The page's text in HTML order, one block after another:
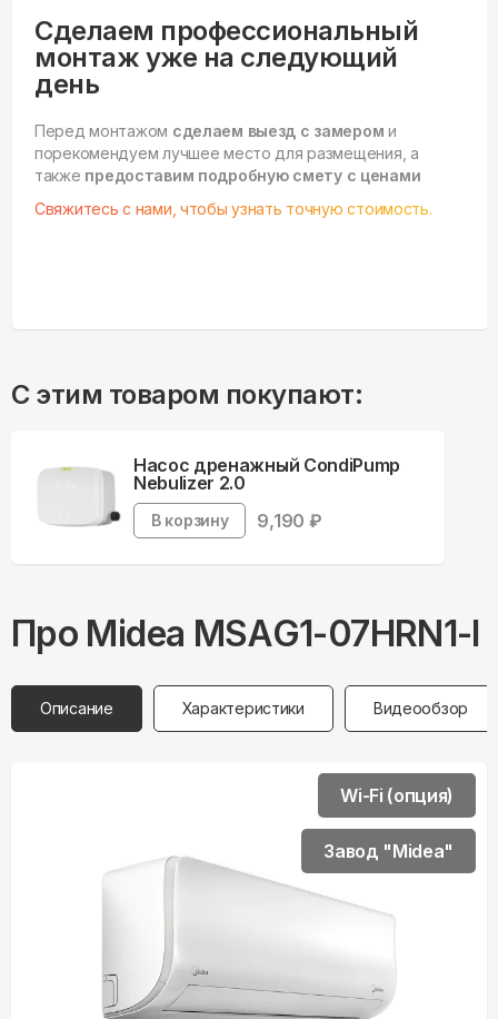
Сделаем профессиональный
монтаж уже на следующий
день
Перед монтажом сделаем выезд с замером и
порекомендуем лучшее место для размещения, а
также предоставим подробную смету с ценами
Свяжитесь с нами, чтобы узнать точную стоимость.
С этим товаром покупают:
Насос дренажный CondiPump
Nebulizer 2.0
В корзину 9,190 ₽
Про Midea MSAG1-07HRN1-I
Описание Характеристики Видеообзор
Wi-Fi (опция)
Завод "Midea"